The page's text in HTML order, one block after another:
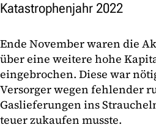
Katastrophenjahr 2022
Ende November waren die
über eine weitere hohe
eingebrochen. Diese war
Versorger wegen fehlender
Gaslieferungen ins
teuer zukaufen musste.